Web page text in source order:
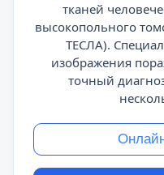
тканей
высокопольного
ТЕСЛА).
изображения
точный